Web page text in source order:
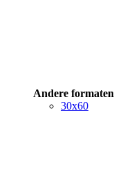
Andere formaten
30x60